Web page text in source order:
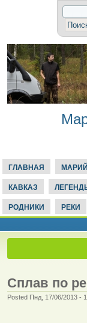
ГЛАВНАЯ
КАВКАЗ
РОДНИКИ РЕКИ
Сплав по
Posted Пнд, 17/06/2013 -